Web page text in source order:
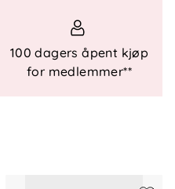
100 dagers åpent kjøp
for medlemmer**